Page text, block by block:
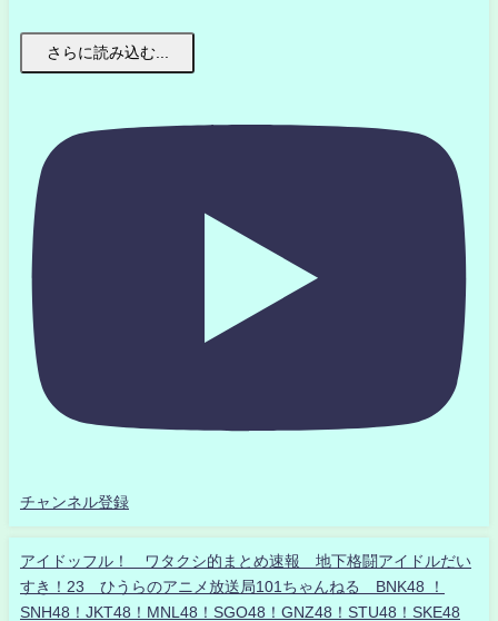
さらに読み込む...
チャンネル登録
アイドッフル！ ワタクシ的まとめ速報 地下格闘アイドルだい
すき！23 ひうらのアニメ放送局101ちゃんねる BNK48 ！
SNH48！JKT48！MNL48！SGO48！GNZ48！STU48！SKE48